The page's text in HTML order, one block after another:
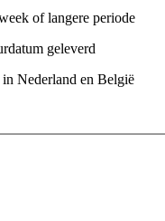
of langere periode
geleverd
Nederland en België